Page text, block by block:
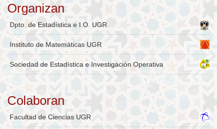
Organizan
Dpto. de Estadística e I.O. UGR
Instituto de Matemáticas UGR
Sociedad de Estadística e Investigación Operativa
Colaboran
Facultad de Ciencias UGR